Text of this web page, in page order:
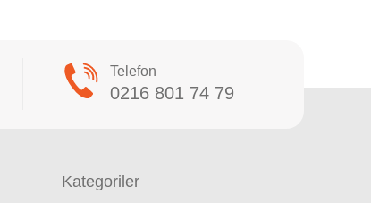
Telefon
0216 801 74 79
Kategoriler